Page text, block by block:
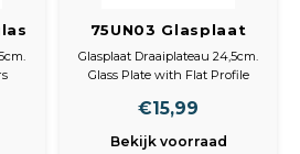
75UN03 Glasplaat
Draaiplateau 24,5cm
Glasplaat Draaiplateau 24,5cm.
Glass Plate with Flat Profile
€15,99
Bekijk voorraad